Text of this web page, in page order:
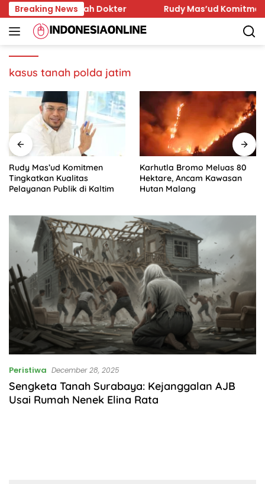
Skip
to
content
Breaking News
Sejumlah Dokter Rudy Mas’ud Komitmen
kasus tanah polda jatim
Rudy Mas’ud Komitmen
Tingkatkan Kualitas
Pelayanan Publik di Kaltim
Karhutla Bromo Meluas 80
Hektare, Ancam Kawasan
Hutan Malang
Peristiwa December 28, 2025
Sengketa Tanah Surabaya: Kejanggalan AJB
Usai Rumah Nenek Elina Rata